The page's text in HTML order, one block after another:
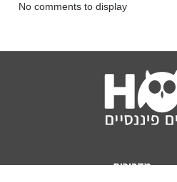
No comments to display
מדריכים